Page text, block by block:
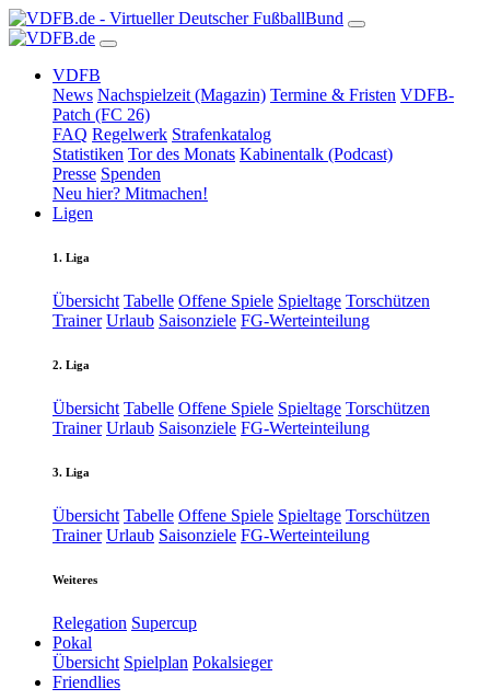
VDFB
News Nachspielzeit (Magazin) Termine & Fristen VDFB-
Patch (FC 26)
FAQ Regelwerk Strafenkatalog
Statistiken Tor des Monats Kabinentalk (Podcast)
Presse Spenden
Neu hier? Mitmachen!
Ligen
1. Liga
Übersicht Tabelle Offene Spiele Spieltage Torschützen
Trainer Urlaub Saisonziele FG-Werteinteilung
2. Liga
Übersicht Tabelle Offene Spiele Spieltage Torschützen
Trainer Urlaub Saisonziele FG-Werteinteilung
3. Liga
Übersicht Tabelle Offene Spiele Spieltage Torschützen
Trainer Urlaub Saisonziele FG-Werteinteilung
Weiteres
Relegation Supercup
Pokal
Übersicht Spielplan Pokalsieger
Friendlies